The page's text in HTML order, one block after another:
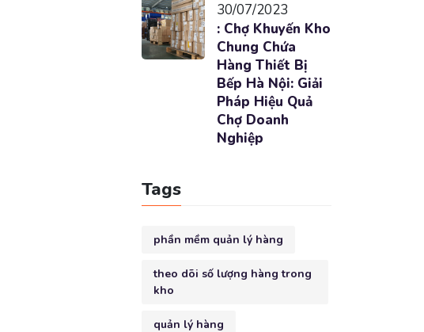
30/07/2023
: Chợ Khuyến Kho
Chung Chứa
Hàng Thiết Bị
Bếp Hà Nội: Giải
Pháp Hiệu Quả
Chợ Doanh
Nghiệp
Tags
phần mềm quản lý hàng
theo dõi số lượng hàng trong
kho
quản lý hàng